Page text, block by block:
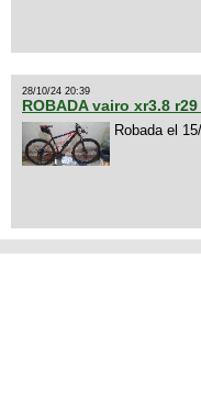
28/10/24 20:39
ROBADA vairo xr3.8 r29
Robada el